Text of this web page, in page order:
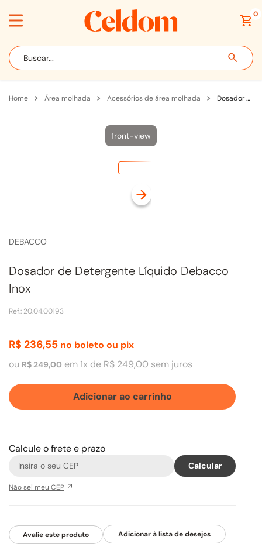
0
Buscar...
área molhada acessórios de área molhada Dosador de Detergente Líquido Debacco Inox
front-view
DEBACCO
Dosador de Detergente Líquido Debacco
Inox
Ref.: 20.04.00193
R$ 236,55 no boleto ou pix
ou R$249,00 em1x de R$ 249,00 sem juros
Adicionar ao carrinho
Calcule o frete e prazo
Não sei meu CEP
Avalie este produto